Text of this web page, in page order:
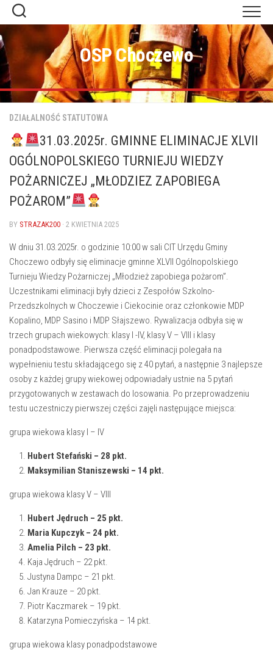
Skip
content
OSP Choczewo
DZIAŁALNOŚĆ STATUTOWA
31.03.2025r. GMINNE ELIMINACJE XLVII
OGÓLNOPOLSKIEGO TURNIEJU WIEDZY
POŻARNICZEJ „MŁODZIEZ ZAPOBIEGA
POŻAROM”
BY STRAZAK200 · 2 KWIETNIA 2025
W dniu 31.03.2025r. o godzinie 10:00 w sali CIT Urzędu Gminy
Choczewo odbyły się eliminacje gminne XLVII Ogólnopolskiego
Turnieju Wiedzy Pożarniczej „Młodzież zapobiega pożarom”.
Uczestnikami eliminacji były dzieci z Zespołów Szkolno-
Przedszkolnych w Choczewie i Ciekocinie oraz członkowie MDP
Kopalino, MDP Sasino i MDP Słajszewo. Rywalizacja odbyła się w
trzech grupach wiekowych: klasy I -IV, klasy V – VIII i klasy
ponadpodstawowe. Pierwsza część eliminacji polegała na
wypełnieniu testu składającego się z 40 pytań, a następnie 3 najlepsze
osoby z każdej grupy wiekowej odpowiadały ustnie na 5 pytań
przygotowanych w zestawach do losowania. Po przeprowadzeniu
testu uczestniczy pierwszej części zajęli następujące miejsca:
grupa wiekowa klasy I – IV
Hubert Stefański – 28 pkt.
Maksymilian Staniszewski – 14 pkt.
grupa wiekowa klasy V – VIII
Hubert Jędruch – 25 pkt.
Maria Kupczyk – 24 pkt.
Amelia Pilch – 23 pkt.
Kaja Jędruch – 22 pkt.
Justyna Dampc – 21 pkt.
Jan Krauze – 20 pkt.
Piotr Kaczmarek – 19 pkt.
Katarzyna Pomieczyńska – 14 pkt.
grupa wiekowa klasy ponadpodstawowe